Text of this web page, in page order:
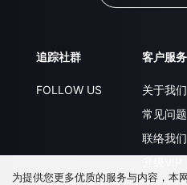
追踪社群
FOLLOW US
客户服务
关于我们
常见问题
联络我们
为提供您更多优质的服务与内容，本